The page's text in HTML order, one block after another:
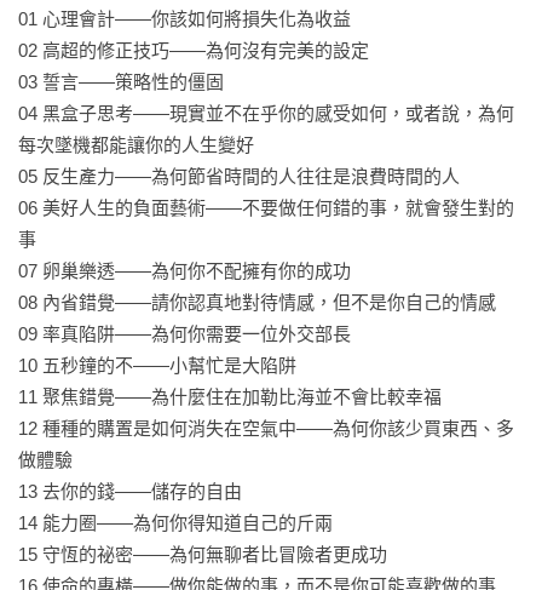
術與心靈、優雅、準確結合在一起。」
——約書亞．格林（Joshua Greene），哈佛大學心理學教授
「杜伯里再次出擊！他不僅開啟我們的視野，更喚醒了我們。
他將敏銳的科學理解與令人印象深刻的哲學門徑相互結合，從
不滿足於膚淺的表象。一旦讀了魯爾夫．杜伯里的書，你將會
愛不釋手！」
——譚莉．歐布萊特（Tenley E. Albright），麻省理工學院合作
計畫主任暨哈佛大學醫學院名譽教授
「在他的第一本書裡，魯爾夫．杜伯里指出我們該如何正確思
考。如今他又提供極其珍貴的忠告，告訴我們該如何活出美好
的人生。」
——詹姆斯．弗林（James R. Flynn），奧塔哥大學名譽教授
暨「弗林效應」發現者
「魯爾夫．杜伯里具有令人神往的才華，能以扣人心弦、充滿
啟發的方式，將當代的種種科研成果娓娓道來。」
01 心理會計——你該如何將損失化為收益
02 高超的修正技巧——為何沒有完美的設定
03 誓言——策略性的僵固
04 黑盒子思考——現實並不在乎你的感受如何，或者說，為何
每次墜機都能讓你的人生變好
05 反生產力——為何節省時間的人往往是浪費時間的人
06 美好人生的負面藝術——不要做任何錯的事，就會發生對的
事
07 卵巢樂透——為何你不配擁有你的成功
08 內省錯覺——請你認真地對待情感，但不是你自己的情感
09 率真陷阱——為何你需要一位外交部長
10 五秒鐘的不——小幫忙是大陷阱
11 聚焦錯覺——為什麼住在加勒比海並不會比較幸福
12 種種的購置是如何消失在空氣中——為何你該少買東西、多
做體驗
13 去你的錢——儲存的自由
14 能力圈——為何你得知道自己的斤兩
15 守恆的祕密——為何無聊者比冒險者更成功
16 使命的專橫——做你能做的事，而不是你可能喜歡做的事